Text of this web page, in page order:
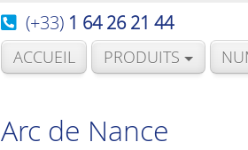
(+33) 1 64 26 21 44
ACCUEIL PRODUITS
Arc de Nance